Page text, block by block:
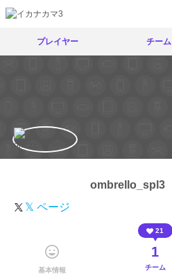
プレイヤー チーム
ombrello_spl3
𝕏 ページ
基本情報
21
1
チーム